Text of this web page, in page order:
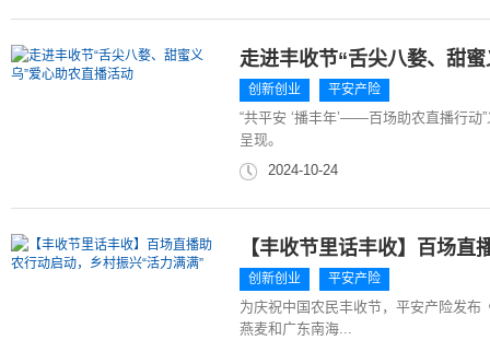
走进丰收节“舌尖八婺、甜
创新创业 平安产险
“共平安 ‘播丰年’——百场助农直播行动
呈现。
2024-10-24
【丰收节里话丰收】百场
创新创业 平安产险
为庆祝中国农民丰收节，平安产险发
燕麦和广东南海...